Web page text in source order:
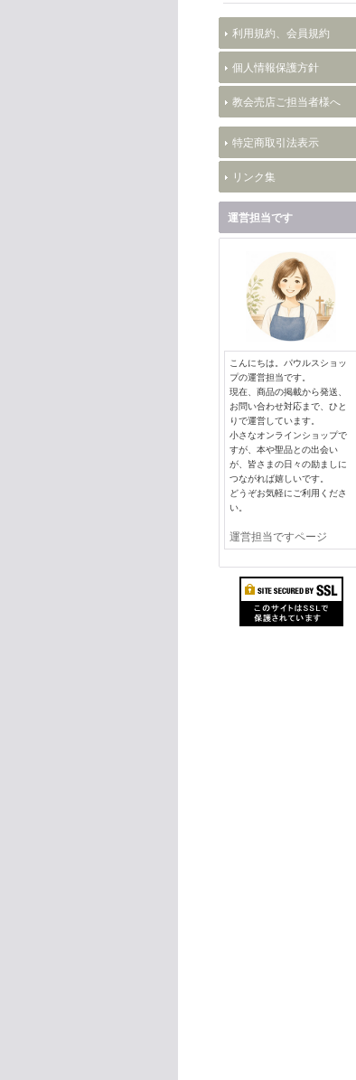
利用規約、会員規約
個人情報保護方針
教会売店ご担当者様へ
特定商取引法表示
リンク集
運営担当です
こんにちは。パウルスショッ
プの運営担当です。
現在、商品の掲載から発送、
お問い合わせ対応まで、ひと
りで運営しています。
小さなオンラインショップで
すが、本や聖品との出会い
が、皆さまの日々の励ましに
つながれば嬉しいです。
どうぞお気軽にご利用くださ
い。
運営担当ですページ